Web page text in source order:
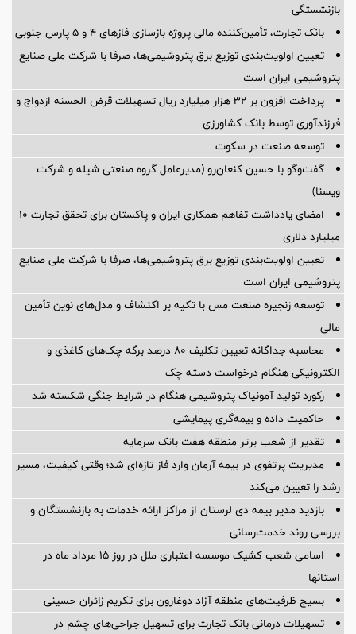
بازنشستگی
بانک تجارت، تأمین‌کننده مالی پروژه بازسازی فازهای ۴ و ۵ پارس جنوبی
تعیین اولویت‌بندی توزیع برق پتروشیمی‌ها، صرفا با شرکت ملی صنایع
پتروشیمی ایران است
پرداخت افزون بر 32 هزار میلیارد ریال تسهیلات قرض الحسنه ازدواج و
فرزندآوری توسط بانک کشاورزی
توسعه صنعت در سکوت
گفت‌وگو با حسین كنعان‌رو (مدیرعامل گروه صنعتی شیله و شركت
ویسنا)
امضای یادداشت تفاهم همکاری ایران و پاکستان برای تحقق تجارت ۱۰
میلیارد دلاری
تعیین اولویت‌بندی توزیع برق پتروشیمی‌ها، صرفا با شرکت ملی صنایع
پتروشیمی ایران است
توسعه زنجیره صنعت مس با تکیه بر اکتشاف و مدل‌های نوین تأمین
مالی
محاسبه جداگانه تعیین تکلیف 80 درصد برگه چک‌های کاغذی و
الکترونیکی هنگام درخواست دسته چک
رکورد تولید آمونیاک پتروشیمی هنگام در شرایط جنگی شکسته شد
حاکمیت داده و بیمه‌گری پیمایشی
تقدیر از شعب برتر منطقه هفت بانک سرمایه
مدیریت پرتفوی در بیمه آرمان وارد فاز تازه‌ای شد؛ وقتی کیفیت، مسیر
رشد را تعیین می‌کند
بازدید مدیر بیمه دی لرستان از مراکز ارائه خدمات به بازنشستگان و
بررسی روند خدمت‌رسانی
اسامی شعب کشیک موسسه اعتباری ملل در روز 15 مرداد ماه در
استانها
بسیج ظرفیت‌های منطقه آزاد دوغارون برای تکریم زائران حسینی
تسهیلات درمانی بانک تجارت برای تسهیل جراحی‌های چشم در